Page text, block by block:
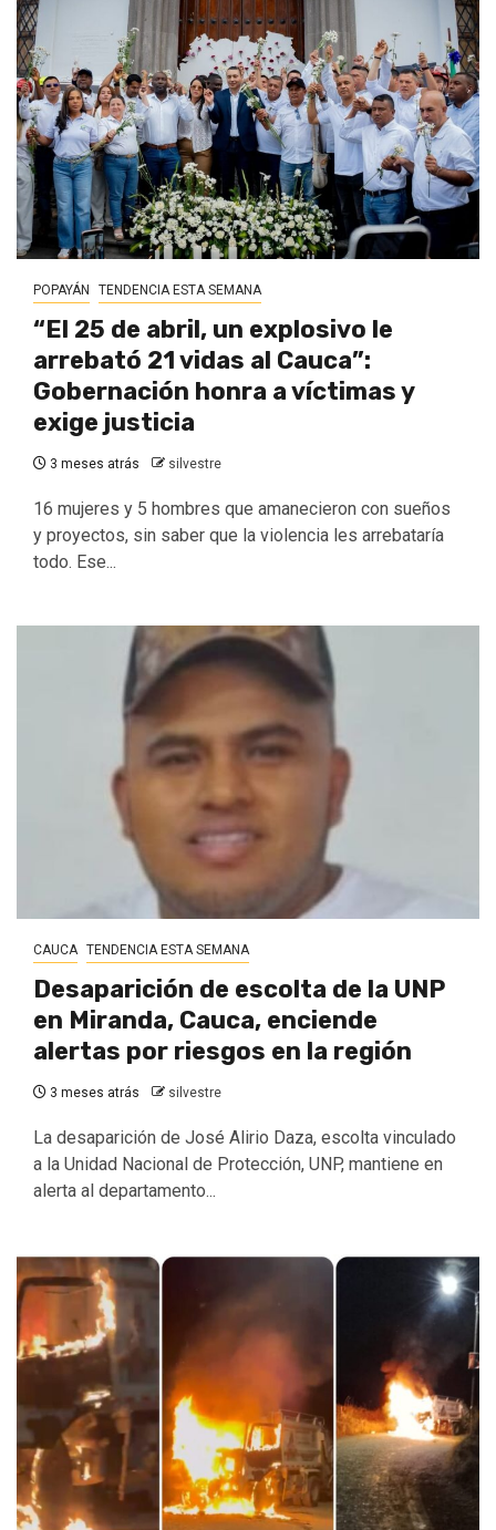
POPAYÁN TENDENCIA ESTA SEMANA
“El 25 de abril, un explosivo le
arrebató 21 vidas al Cauca”:
Gobernación honra a víctimas y
exige justicia
3 meses atrás silvestre
16 mujeres y 5 hombres que amanecieron con sueños
y proyectos, sin saber que la violencia les arrebataría
todo. Ese...
CAUCA TENDENCIA ESTA SEMANA
Desaparición de escolta de la UNP
en Miranda, Cauca, enciende
alertas por riesgos en la región
3 meses atrás silvestre
La desaparición de José Alirio Daza, escolta vinculado
a la Unidad Nacional de Protección, UNP, mantiene en
alerta al departamento...